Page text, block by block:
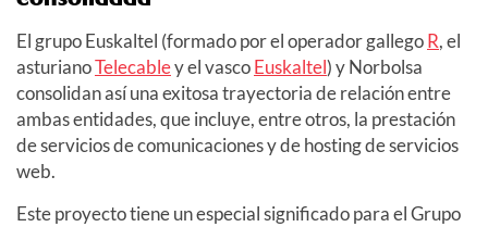
El grupo Euskaltel (formado por el operador gallegoR, el
asturianoTelecabley el vascoEuskaltel) y Norbolsa
consolidan así una exitosa trayectoria de relación entre
ambas entidades, que incluye, entre otros, la prestación
de servicios de comunicaciones y de hosting de servicios
web.
Este proyecto tiene un especial significado para el Grupo